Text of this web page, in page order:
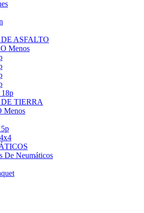
ASFALTO
Menos
TIERRA
Menos
De Neumáticos